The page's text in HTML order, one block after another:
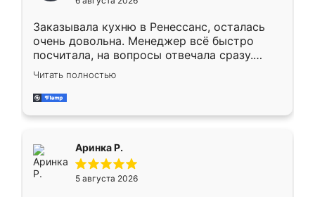
мебели буду заказывать только здесь.
Заказывала кухню в Ренессанс, осталась
очень довольна. Менеджер всё быстро
посчитала, на вопросы отвечала сразу.
Замерщик приехал в субботу, подошёл к
делу со всей ответственностью. Собрали
за день, ребята работали аккуратно, даже
Читать полностью
Аринка Р.
5 августа 2026